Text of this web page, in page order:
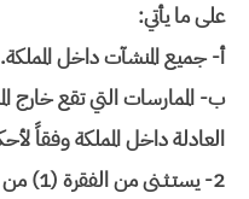
على ما يأتي:
أ- جميع المنشآت داخل المملكة.
ب- الممارسات التي تقع خارج
العادلة داخل المملكة وفقاً
2-